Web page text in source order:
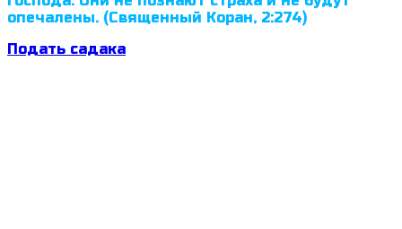
опечалены. (Священный Коран, 2:274)
Подать садака